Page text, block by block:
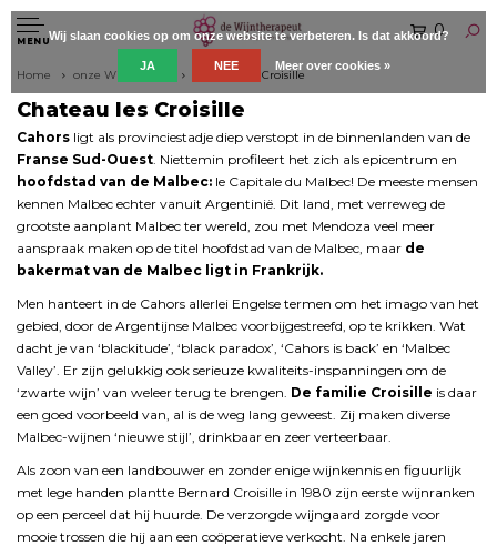
MENU
0
Home onze Wijnboeren Chateau les Croisille
Chateau les Croisille
Cahors ligt als provinciestadje diep verstopt in de binnenlanden van de
Franse Sud-Ouest. Niettemin profileert het zich als epicentrum en
hoofdstad van de Malbec: le Capitale du Malbec! De meeste mensen
kennen Malbec echter vanuit Argentinië. Dit land, met verreweg de
grootste aanplant Malbec ter wereld, zou met Mendoza veel meer
aanspraak maken op de titel hoofdstad van de Malbec, maar de
bakermat van de Malbec ligt in Frankrijk.
Men hanteert in de Cahors allerlei Engelse termen om het imago van het
gebied, door de Argentijnse Malbec voorbijgestreefd, op te krikken. Wat
dacht je van ‘blackitude’, ‘black paradox’, ‘Cahors is back’ en ‘Malbec
Valley’. Er zijn gelukkig ook serieuze kwaliteits-inspanningen om de
‘zwarte wijn’ van weleer terug te brengen. De familie Croisille is daar
een goed voorbeeld van, al is de weg lang geweest. Zij maken diverse
Malbec-wijnen ‘nieuwe stijl’, drinkbaar en zeer verteerbaar.
Als zoon van een landbouwer en zonder enige wijnkennis en figuurlijk
met lege handen plantte Bernard Croisille in 1980 zijn eerste wijnranken
op een perceel dat hij huurde. De verzorgde wijngaard zorgde voor
mooie trossen die hij aan een coöperatieve verkocht. Na enkele jaren
Wij slaan cookies op om onze website te verbeteren. Is dat akkoord?
JA NEE Meer over cookies »